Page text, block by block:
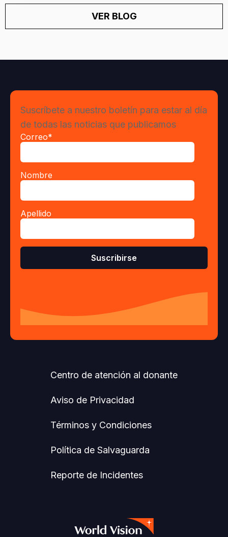
VER BLOG
Centro de atención al donante
Aviso de Privacidad
Términos y Condiciones
Política de Salvaguarda
Reporte de Incidentes
Suscríbete a nuestro boletín para estar al día
de todas las noticias que publicamos
Correo*
Nombre
Apellido